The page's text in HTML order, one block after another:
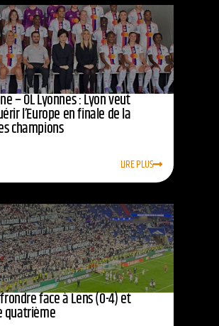
– OL Lyonnes : Lyon veut
l’Europe en finale de la
champions
LIRE PLUS
face à Lens (0-4) et
quatrième